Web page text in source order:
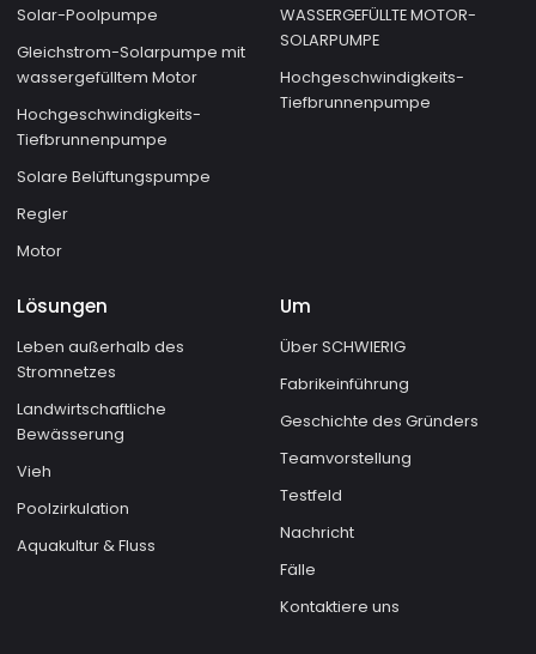
Solar-Poolpumpe
Gleichstrom-Solarpumpe mit
wassergefülltem Motor
Hochgeschwindigkeits-
Tiefbrunnenpumpe
Solare Belüftungspumpe
Regler
Motor
WASSERGEFÜLLTE MOTOR-
SOLARPUMPE
Hochgeschwindigkeits-
Tiefbrunnenpumpe
Lösungen
Leben außerhalb des
Stromnetzes
Landwirtschaftliche
Bewässerung
Vieh
Poolzirkulation
Aquakultur & Fluss
Um
Über SCHWIERIG
Fabrikeinführung
Geschichte des Gründers
Teamvorstellung
Testfeld
Nachricht
Fälle
Kontaktiere uns